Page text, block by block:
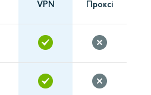
VPN Проксі